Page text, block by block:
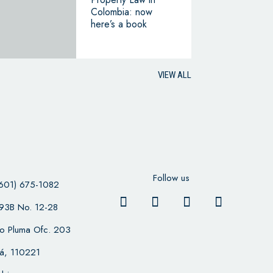
Colombia: now
here’s a book
VIEW ALL
675-1082
No. 12-28
Pluma Ofc. 203
110221
Follow us